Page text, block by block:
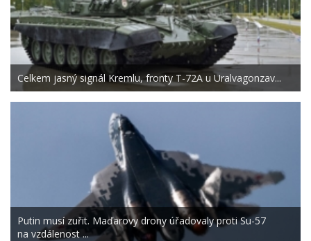
Celkem jasný signál Kremlu, fronty T-72A u Uralvagonzav...
Putin musí zuřit. Maďarovy drony úřadovaly proti Su-57
na vzdálenost ...